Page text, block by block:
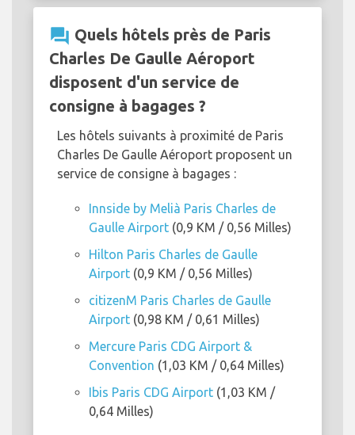
question_answer Quels hôtels près de Paris
Charles De Gaulle Aéroport
disposent d'un service de
consigne à bagages ?
Les hôtels suivants à proximité de Paris
Charles De Gaulle Aéroport proposent un
service de consigne à bagages :
Innside by Melià Paris Charles de
Gaulle Airport (0,9 KM / 0,56 Milles)
Hilton Paris Charles de Gaulle
Airport (0,9 KM / 0,56 Milles)
citizenM Paris Charles de Gaulle
Airport (0,98 KM / 0,61 Milles)
Mercure Paris CDG Airport &
Convention (1,03 KM / 0,64 Milles)
Ibis Paris CDG Airport (1,03 KM /
0,64 Milles)